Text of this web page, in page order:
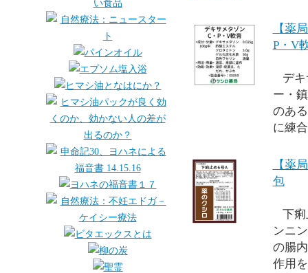
【薬
P・V
デ
ー・
のあ
に練
【薬
包
下
ンニ
の腸
作用